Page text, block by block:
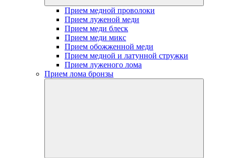
Прием медной проволоки
Прием луженой меди
Прием меди блеск
Прием меди микс
Прием обожженной меди
Прием медной и латунной стружки
Прием луженого лома
Прием лома бронзы